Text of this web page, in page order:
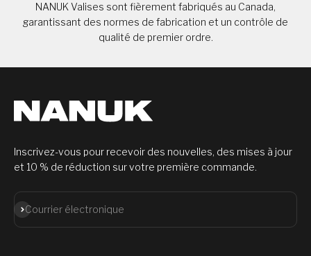
NANUK Valises sont fièrement fabriqués au Canada,
garantissant des normes de fabrication et un contrôle de
qualité de premier ordre.
Inscrivez-vous pour recevoir des nouvelles, des mises à jour
et 10 % de réduction sur votre première commande.
Courrier électronique
S'abonner